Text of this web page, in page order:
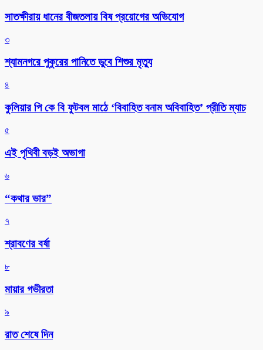
সাতক্ষীরায় ধানের বীজতলায় বিষ প্রয়োগের অভিযোগ
৩
শ্যামনগরে পুকুরের পানিতে ডুবে শিশুর মৃত্যু
৪
কুলিয়ার পি কে বি ফুটবল মাঠে ‘বিবাহিত বনাম অবিবাহিত’ প্রীতি ম্যাচ
৫
এই পৃথিবী বড়ই অভাগা
৬
“কথার ভার”
৭
শ্রাবণের বর্ষা
৮
মায়ার গভীরতা
৯
রাত শেষে দিন